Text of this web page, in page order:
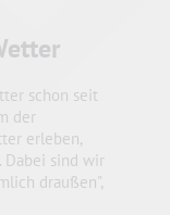
schon seit
der
erleben,
Dabei sind wir
draußen",